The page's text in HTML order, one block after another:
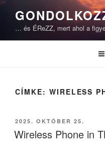
Tartalomhoz
… és ÉReZZ, mert ahol a
CÍMKE: WIRELESS
BEKÜLDVE:
2025. OKTÓBER 25.
Wireless Phone in